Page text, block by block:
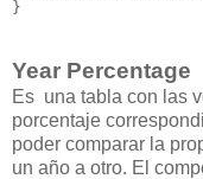
Year Percentage
Es una tabla con las
porcentaje
poder comparar la
un año a otro. El